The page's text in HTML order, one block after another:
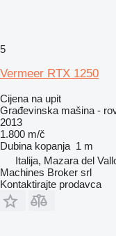
5
Vermeer RTX 1250
Cijena na upit
Građevinska mašina -
2013
1.800 m/č
Dubina kopanja 1 m
Italija, Mazara del
Machines Broker srl
Kontaktirajte prodavca